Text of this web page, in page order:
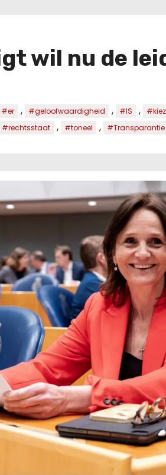
wil nu de
#er , #geloofwaardigheid , #IS ,
#rechtsstaat , #toneel , #Transparantie